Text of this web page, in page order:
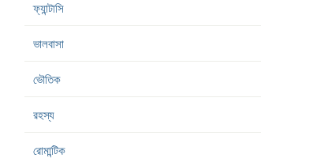
ফ্যান্টাসি
ভালবাসা
ভৌতিক
রহস্য
রোমান্টিক